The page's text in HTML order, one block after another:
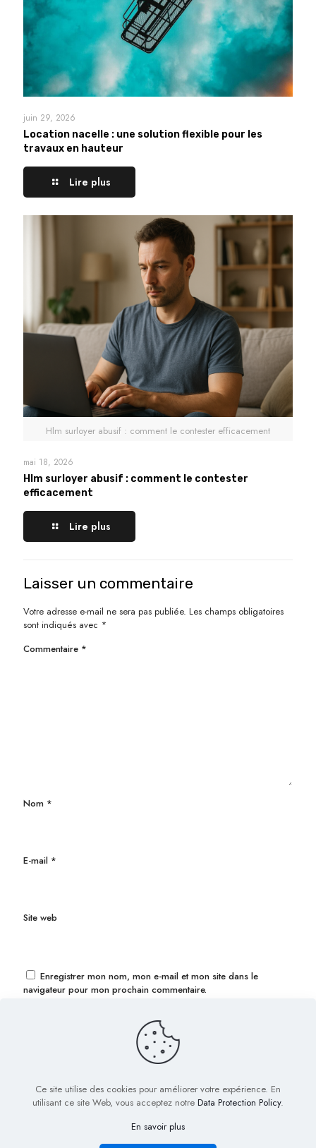
juin 29, 2026
Location nacelle : une solution flexible pour les
travaux en hauteur
Lire plus
Hlm surloyer abusif : comment le contester efficacement
mai 18, 2026
Hlm surloyer abusif : comment le contester
efficacement
Lire plus
Laisser un commentaire
Votre adresse e-mail ne sera pas publiée. Les champs obligatoires
sont indiqués avec *
Commentaire *
Nom *
E-mail *
Site web
Enregistrer mon nom, mon e-mail et mon site dans le
navigateur pour mon prochain commentaire.
© 2022 Biig.fr - Tous droits réservés
Ce site utilise des cookies pour améliorer votre expérience. En
utilisant ce site Web, vous acceptez notre Data Protection Policy.
En savoir plus